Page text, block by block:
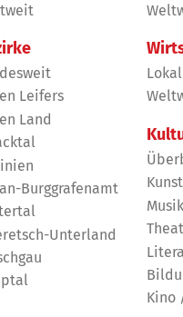
Leifers
Land
Burggrafenamt
Unterland
Lokal
Kunst
Musik
Kino